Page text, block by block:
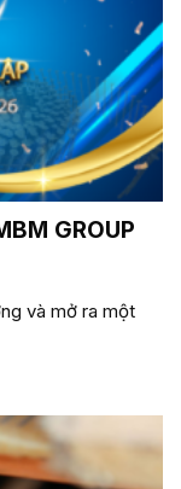
GROUP
và mở ra một